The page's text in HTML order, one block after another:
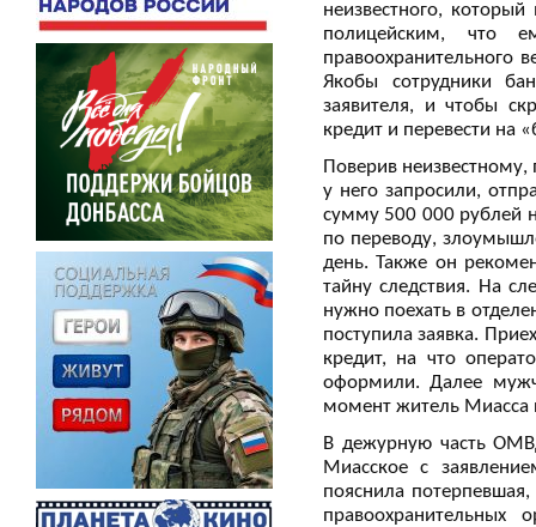
неизвестного,
полицейским, что
правоохранительного
Якобы сотрудники
заявителя, и чтобы
кредит и перевести на
Поверив
у него запросили,
сумму 500 000 рублей
по переводу,
день. Также он
тайну следствия. На
нужно поехать в
поступила заявка.
кредит, на что
оформили. Далее
момент житель Миасса
В дежурную часть
Миасское с
пояснила
правоохранительных